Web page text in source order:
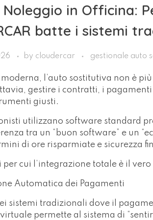
Noleggio in Officina:
batte i sistemi
by cloudercar gestionale auto
moderna, l’auto sostitutiva non è
gestire i contratti, i
giusti.
utilizzano software standard
tra un “buon software” e un
di ore risparmiate e sicurezza
per cui l’integrazione totale è il
Automatica dei Pagamenti
sistemi tradizionali dove il
permette al sistema di